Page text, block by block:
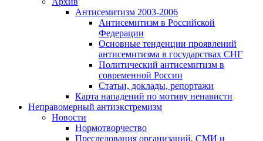
Антисемитизм 2003-2006
Антисемитизм в Российской
Федерации
Основные тенденции проявлений
антисемитизма в государствах СНГ
Политический антисемитизм в
современной России
Статьи, доклады, репортажи
Карта нападений по мотиву ненависти
Неправомерный антиэкстремизм
Новости
Нормотворчество
Преследования организаций, СМИ и